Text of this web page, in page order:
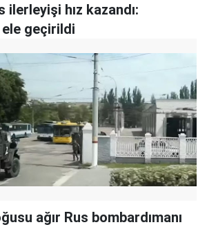
ilerleyişi hız kazandı:
geçirildi
ağır Rus bombardımanı